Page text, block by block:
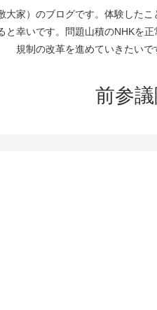
家）のブログです。体験した
幸いです。問題山積のNHKを
規制の改革を進めていきたい
前参